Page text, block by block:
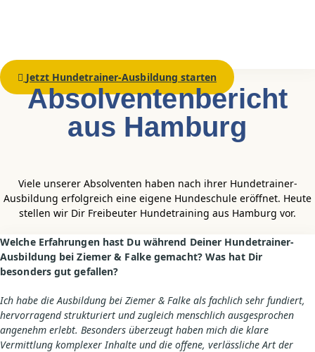
Jetzt Hundetrainer-Ausbildung starten
Absolventen­bericht
aus Hamburg
Viele unserer Absolventen haben nach ihrer Hundetrainer-
Ausbildung erfolgreich eine eigene Hundeschule eröffnet. Heute
stellen wir Dir Freibeuter Hundetraining aus Hamburg vor.
Welche Erfahrungen hast Du während Deiner Hundetrainer-
Ausbildung bei Ziemer & Falke gemacht? Was hat Dir
besonders gut gefallen?
Ich habe die Ausbildung bei Ziemer & Falke als fachlich sehr fundiert,
hervorragend strukturiert und zugleich menschlich ausgesprochen
angenehm erlebt. Besonders überzeugt haben mich die klare
Vermittlung komplexer Inhalte und die offene, verlässliche Art der